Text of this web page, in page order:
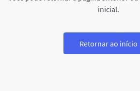
inicial.
Retornar ao início